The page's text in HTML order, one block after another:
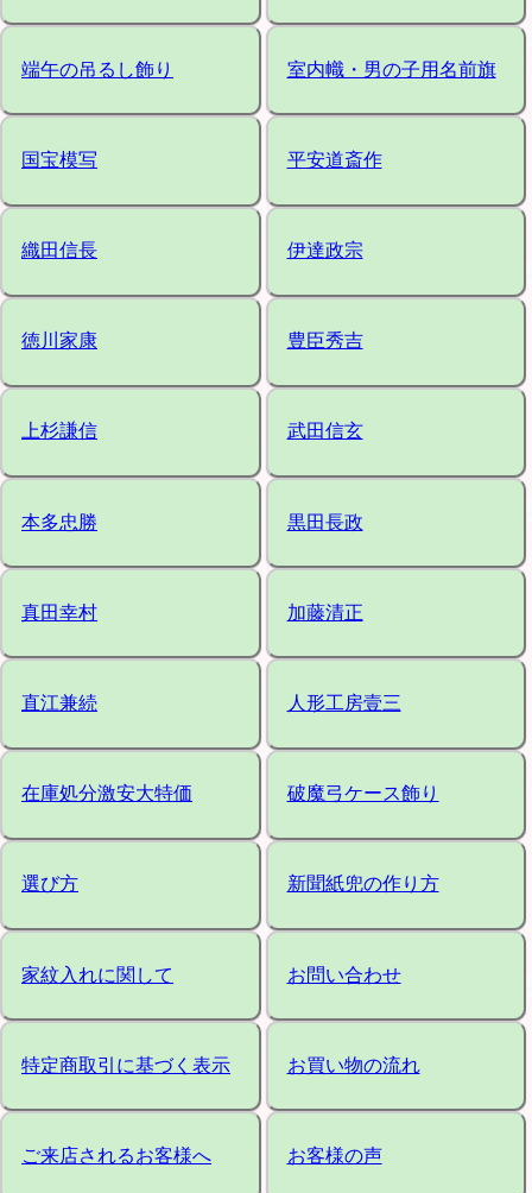
端午の吊るし飾り 室内幟・男の子用名前旗
国宝模写 平安道斎作
織田信長 伊達政宗
徳川家康 豊臣秀吉
上杉謙信 武田信玄
本多忠勝 黒田長政
真田幸村 加藤清正
直江兼続 人形工房壹三
在庫処分激安大特価 破魔弓ケース飾り
選び方 新聞紙兜の作り方
家紋入れに関して お問い合わせ
特定商取引に基づく表示 お買い物の流れ
ご来店されるお客様へ お客様の声